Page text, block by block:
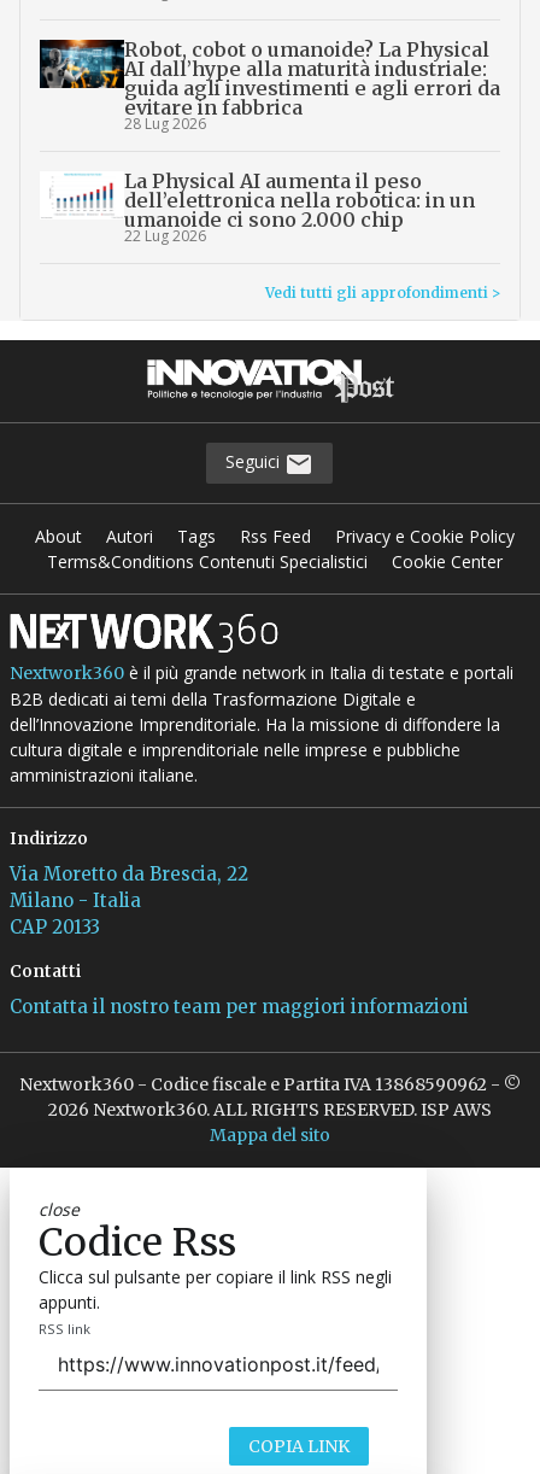
Robot, cobot o umanoide? La Physical
AI dall’hype alla maturità industriale:
guida agli investimenti e agli errori da
evitare in fabbrica
28 Lug 2026
La Physical AI aumenta il peso
dell’elettronica nella robotica: in un
umanoide ci sono 2.000 chip
22 Lug 2026
Vedi tutti gli approfondimenti >
Seguici
About Autori Tags Rss Feed
Privacy e Cookie Policy
Terms&Conditions Contenuti Specialistici
Cookie Center
Nextwork360è il più grande network in Italia di testate e portali
B2B dedicati ai temi della Trasformazione Digitale e
dell’Innovazione Imprenditoriale. Ha la missione di diffondere la
cultura digitale e imprenditoriale nelle imprese e pubbliche
amministrazioni italiane.
Indirizzo
Via Moretto da Brescia, 22
Milano - Italia
CAP 20133
Contatti
Contatta il nostro team per maggiori informazioni
Nextwork360 - Codice fiscale e Partita IVA 13868590962 - ©
2026 Nextwork360. ALL RIGHTS RESERVED. ISP AWS
Mappa del sito
close
Codice Rss
Clicca sul pulsante per copiare il link RSS negli
appunti.
RSS link
COPIA LINK